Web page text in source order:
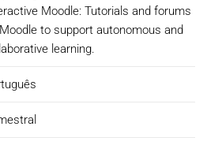
Moodle: Tutorials and forums
to support autonomous and
learning.